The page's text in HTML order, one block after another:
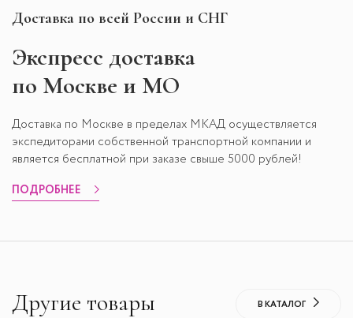
Доставка по всей России и СНГ
Экспресс доставка
по Москве и МО
Доставка по Москве в пределах МКАД осуществляется
экспедиторами собственной транспортной компании и
является бесплатной при заказе свыше 5000 рублей!
ПОДРОБНЕЕ
Другие товары В КАТАЛОГ